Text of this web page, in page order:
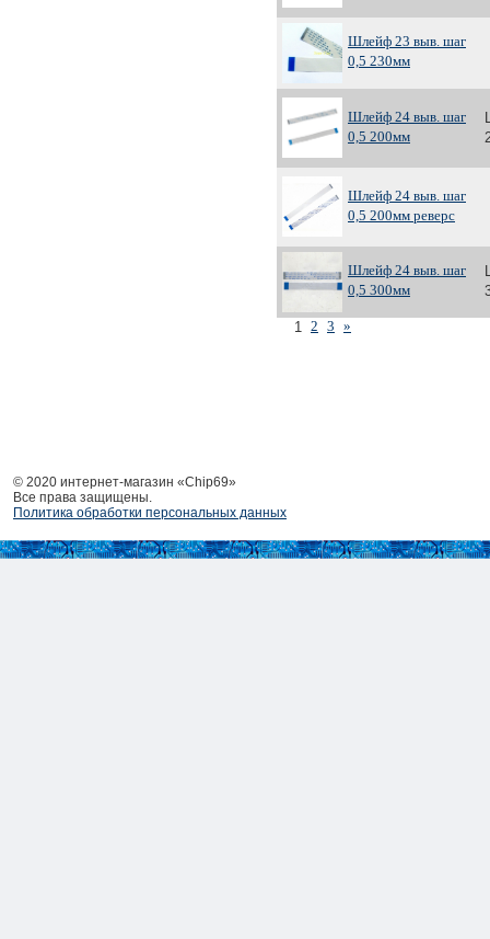
Шлейф 23 выв. шаг
0,5 230мм
Шлейф 24 выв. шаг
0,5 200мм
Шлейф 24 выв. шаг
0,5 200мм реверс
Шлейф 24 выв. шаг
0,5 300мм
1 2 3 »
© 2020 интернет-магазин «Chip69»
Все права защищены.
Политика обработки персональных данных